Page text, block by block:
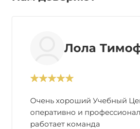
Лола
Очень хороший Учебный
оперативно и
работает команда